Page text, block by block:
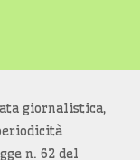
giornalistica,
n. 62 del